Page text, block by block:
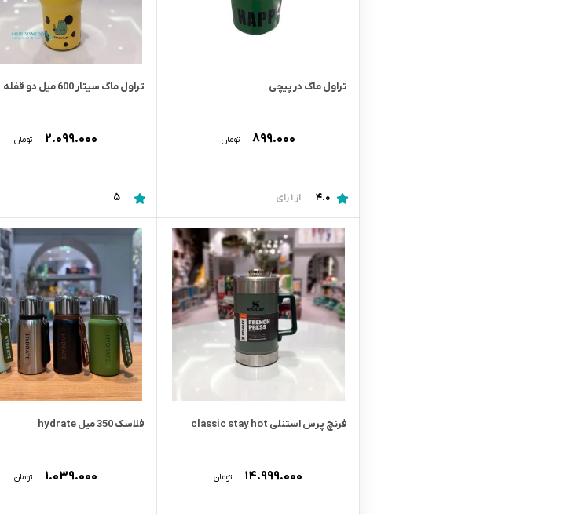
تراول ماگ در پیچی
۸۹۹.۰۰۰ تومان
4.0 از 1 رای
تراول ماگ سیتار 600 میل دو قفله
۲.۰۹۹.۰۰۰ تومان
5
فرنچ پرس استنلی classic stay hot
۱۴.۹۹۹.۰۰۰ تومان
فلاسک 350 میل hydrate
۱.۰۳۹.۰۰۰ تومان